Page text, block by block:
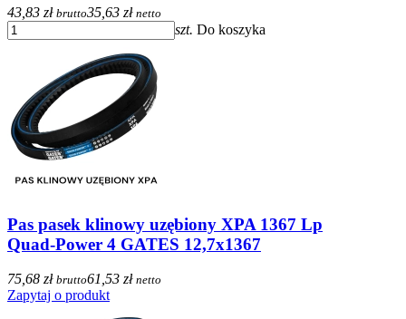
43,83 zł brutto35,63 zł netto
szt. Do koszyka
Pas pasek klinowy uzębiony XPA 1367 Lp
Quad-Power 4 GATES 12,7x1367
75,68 zł brutto61,53 zł netto
Zapytaj o produkt